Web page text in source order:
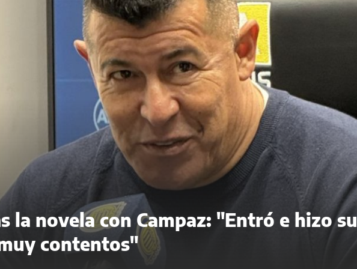
la novela con Campaz: "Entró e hizo su
contentos"